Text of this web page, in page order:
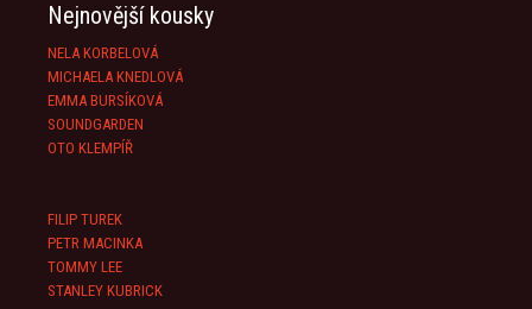
Nejnovější kousky
NELA KORBELOVÁ
MICHAELA KNEDLOVÁ
EMMA BURSÍKOVÁ
SOUNDGARDEN
OTO KLEMPÍŘ
FILIP TUREK
PETR MACINKA
TOMMY LEE
STANLEY KUBRICK